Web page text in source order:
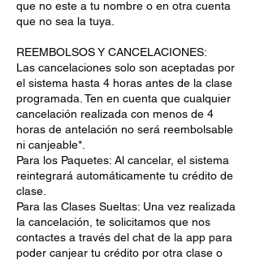
que no este a tu nombre o en otra cuenta
que no sea la tuya.
REEMBOLSOS Y CANCELACIONES:
Las cancelaciones solo son aceptadas por
el sistema hasta 4 horas antes de la clase
programada. Ten en cuenta que cualquier
cancelación realizada con menos de 4
horas de antelación no será reembolsable
ni canjeable*.
Para los Paquetes: Al cancelar, el sistema
reintegrará automáticamente tu crédito de
clase.
Para las Clases Sueltas: Una vez realizada
la cancelación, te solicitamos que nos
contactes a través del chat de la app para
poder canjear tu crédito por otra clase o